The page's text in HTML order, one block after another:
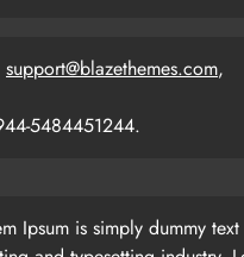
support@blazethemes.com,
5484451244.
Ipsum is simply dummy